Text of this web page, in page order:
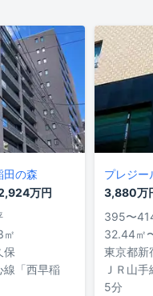
田の森
万円
保
線「西早稲
プレジー
3,880万
395〜
32.44㎡
東京都新
ＪＲ山
5分